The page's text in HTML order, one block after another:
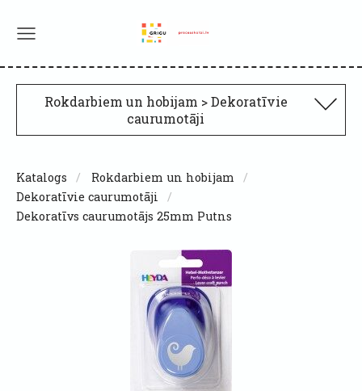
Rokdarbiem un hobijam > Dekoratīvie
caurumotāji
Katalogs
Rokdarbiem un hobijam
Dekoratīvie caurumotāji
Dekoratīvs caurumotājs 25mm Putns